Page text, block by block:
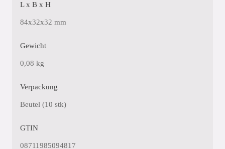
L x B x H
84x32x32 mm
Gewicht
0,08 kg
Verpackung
Beutel (10 stk)
GTIN
08711985094817